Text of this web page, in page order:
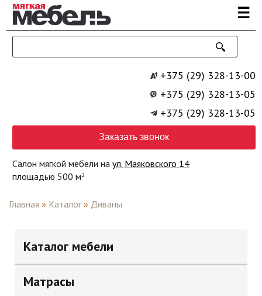
Перейти к основному содержанию ☰
+375 (29) 328-13-00
+375 (29) 328-13-05
+375 (29) 328-13-05
Заказать звонок
Салон мягкой мебели наул. Маяковского 14
площадью 500 м2
Главная » Каталог » Диваны
Каталог мебели
Матрасы